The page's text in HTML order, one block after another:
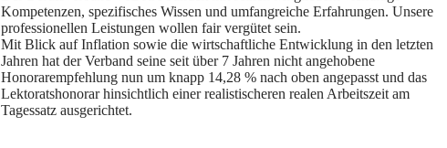
Kompetenzen, spezifisches Wissen und umfangreiche Erfahrungen. Unsere
professionellen Leistungen wollen fair vergütet sein.
Mit Blick auf Inflation sowie die wirtschaftliche Entwicklung in den letzten
Jahren hat der Verband seine seit über 7 Jahren nicht angehobene
Honorarempfehlung nun um knapp 14,28 % nach oben angepasst und das
Lektoratshonorar hinsichtlich einer realistischeren realen Arbeitszeit am
Tagessatz ausgerichtet.